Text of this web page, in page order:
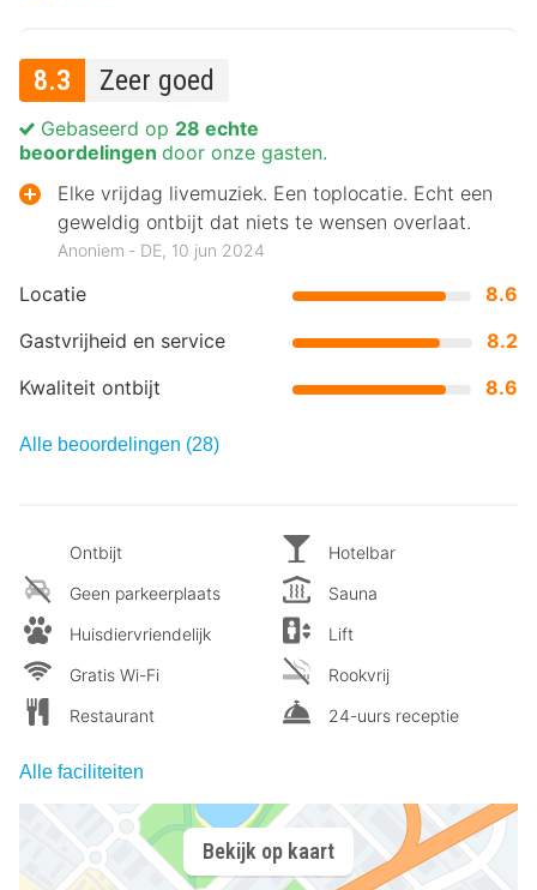
8.3 Zeer goed
Locatie
8.6
Gastvrijheid en service
8.2
Kwaliteit ontbijt
8.6
Gebaseerd op 28 echte
beoordelingen door onze gasten.
Elke vrijdag livemuziek. Een toplocatie. Echt een
geweldig ontbijt dat niets te wensen overlaat.
Anoniem ‐ DE, 10 jun 2024
Alle beoordelingen (28)
Ontbijt
Geen parkeerplaats
Huisdiervriendelijk
Gratis Wi-Fi
Restaurant
Hotelbar
Sauna
Lift
Rookvrij
24-uurs receptie
Alle faciliteiten
Bekijk op kaart